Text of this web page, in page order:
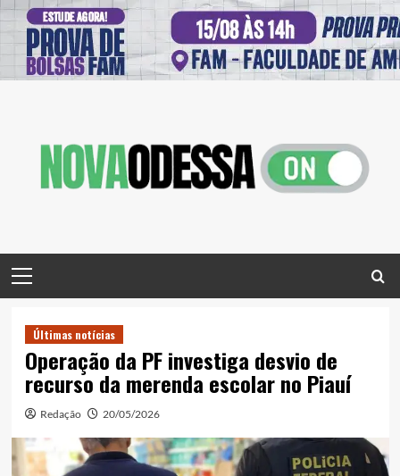
Menu
Últimas notícias
Operação da PF investiga desvio de
recurso da merenda escolar no Piauí
Redação 20/05/2026